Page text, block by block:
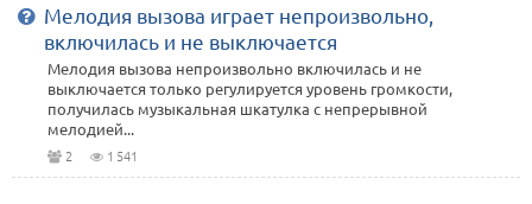
Мелодия вызова играет непроизвольно,
включилась и не выключается
Мелодия вызова непроизвольно включилась и не
выключается только регулируется уровень громкости,
получилась музыкальная шкатулка с непрерывной
мелодией...
2 1 541